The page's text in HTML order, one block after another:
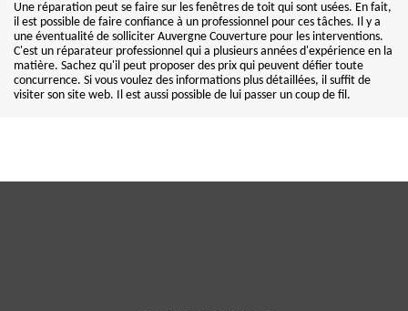
Une réparation peut se faire sur les fenêtres de toit qui sont usées. En fait,
il est possible de faire confiance à un professionnel pour ces tâches. Il y a
une éventualité de solliciter Auvergne Couverture pour les interventions.
C'est un réparateur professionnel qui a plusieurs années d'expérience en la
matière. Sachez qu'il peut proposer des prix qui peuvent défier toute
concurrence. Si vous voulez des informations plus détaillées, il suffit de
visiter son site web. Il est aussi possible de lui passer un coup de fil.